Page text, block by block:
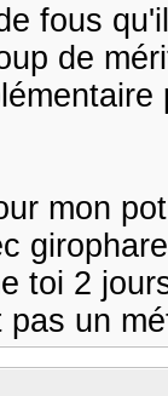
fous
de
mon
toi 2
un